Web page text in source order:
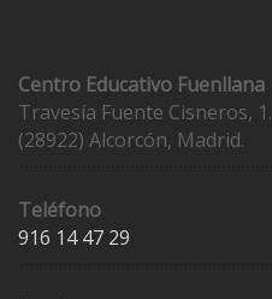
Centro Educativo Fuenllana
Travesía Fuente Cisneros, 1.
(28922) Alcorcón, Madrid.
Teléfono
916 14 47 29